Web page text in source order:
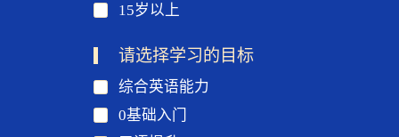
15岁以上
请选择学习的目标
综合英语能力
0基础入门